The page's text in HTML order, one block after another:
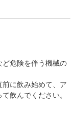
危険を伴う機械の
に飲み始めて、ア
飲んでください。